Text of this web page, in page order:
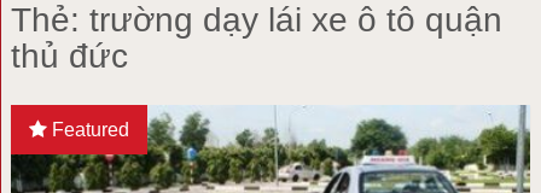
Thẻ: trường dạy lái xe ô tô quận
thủ đức
Featured